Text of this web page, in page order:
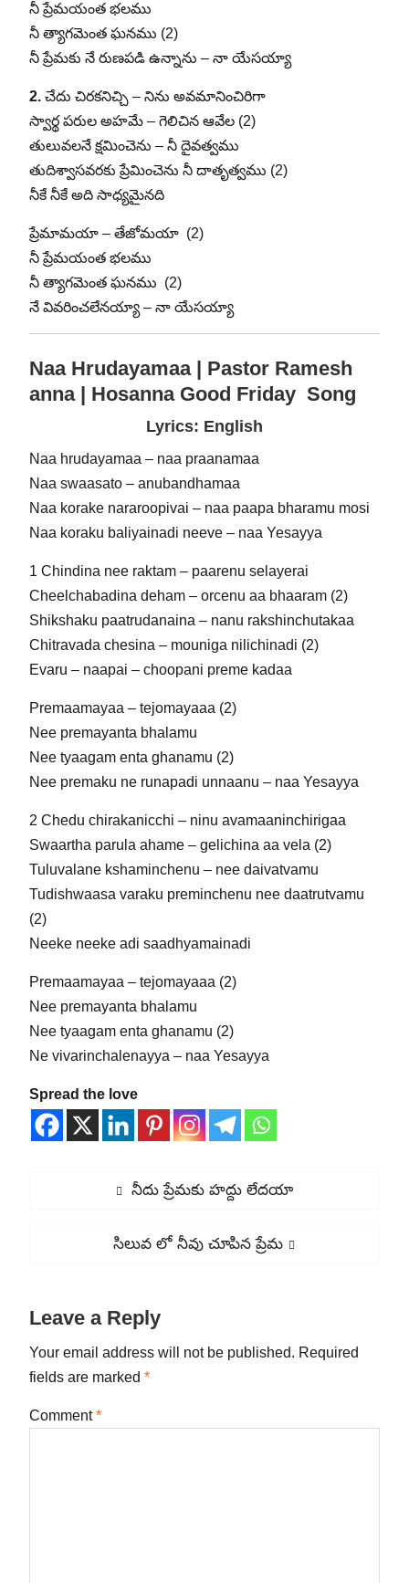
నీ ప్రేమయంత భలము
నీ త్యాగమెంత ఘనము (2)
నీ ప్రేమకు నే రుణపడి ఉన్నాను – నా యేసయ్యా
2.చేదు చిరకనిచ్చి – నిను అవమానించిరిగా
స్వార్థ పరుల అహమే – గెలిచిన ఆవేల (2)
తులువలనే క్షమించెను – నీ దైవత్వము
తుదిశ్వాసవరకు ప్రేమించెను నీ దాతృత్వము (2)
నీకే నీకే అది సాధ్యమైనది
ప్రేమామయా – తేజోమయా (2)
నీ ప్రేమయంత భలము
నీ త్యాగమెంత ఘనము (2)
నే వివరించలేనయ్యా – నా యేసయ్యా
Naa Hrudayamaa | Pastor Ramesh
anna | Hosanna Good Friday Song
Lyrics: English
Naa hrudayamaa – naa praanamaa
Naa swaasato – anubandhamaa
Naa korake nararoopivai – naa paapa bharamu mosi
Naa koraku baliyainadi neeve – naa Yesayya
1 Chindina nee raktam – paarenu selayerai
Cheelchabadina deham – orcenu aa bhaaram (2)
Shikshaku paatrudanaina – nanu rakshinchutakaa
Chitravada chesina – mouniga nilichinadi (2)
Evaru – naapai – choopani preme kadaa
Premaamayaa – tejomayaaa (2)
Nee premayanta bhalamu
Nee tyaagam enta ghanamu (2)
Nee premaku ne runapadi unnaanu – naa Yesayya
2 Chedu chirakanicchi – ninu avamaaninchirigaa
Swaartha parula ahame – gelichina aa vela (2)
Tuluvalane kshaminchenu – nee daivatvamu
Tudishwaasa varaku preminchenu nee daatrutvamu
(2)
Neeke neeke adi saadhyamainadi
Premaamayaa – tejomayaaa (2)
Nee premayanta bhalamu
Nee tyaagam enta ghanamu (2)
Ne vivarinchalenayya – naa Yesayya
Spread the love
Previous
నీదు ప్రేమకు హద్దు లేదయా
Next
సిలువ లో నీవు చూపిన ప్రేమ
Leave a Reply
Your email address will not be published. Required
fields are marked *
Comment*